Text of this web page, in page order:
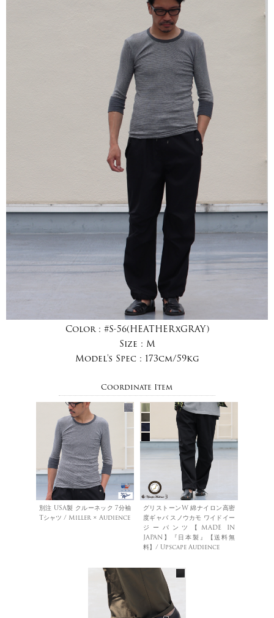
Color : #S-56(HEATHERxGRAY)
Size : M
Model's Spec : 173cm/59kg
Coordinate Item
別注 USA製 クルーネック 7分袖
Tシャツ / Miller × Audience
グリストーンW 綿ナイロン高密
度ギャバ スノウカモ ワイドイー
ジーパンツ【MADE IN
JAPAN】『日本製』【送料無
料】/ Upscape Audience